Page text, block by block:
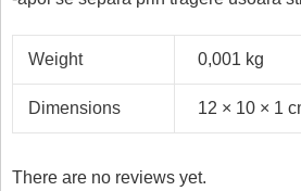
Weight 0,001 kg
Dimensions 12 × 10 × 1
There are no reviews yet.